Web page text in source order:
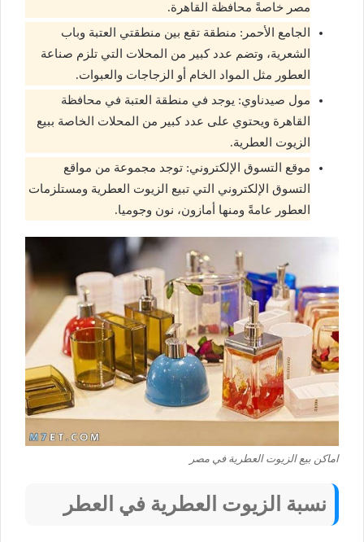
مصر خاصةً محافظة القاهرة.
الجامع الأحمر: منطقة تقع بين منطقتي العتبة وباب
الشعرية، وتضم عدد كبير من المحلات التي تلزم صناعة
العطور مثل المواد الخام أو الزجاجات والعبوات.
مول صيدناوي: يوجد في منطقة العتبة في محافظة
القاهرة ويحتوي على عدد كبير من المحلات الخاصة ببيع
الزيوت العطرية.
موقع التسوق الإلكتروني: توجد مجموعة من مواقع
التسوق الإلكتروني التي تبيع الزيوت العطرية ومستلزمات
العطور عامةً ومنها أمازون، نون وجوميا.
اماكن بيع الزيوت العطرية في مصر
نسبة الزيوت العطرية في العطر